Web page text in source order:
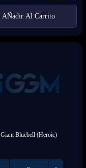
AÑadir Al Carrito
Giant Bluebell (Heroic)